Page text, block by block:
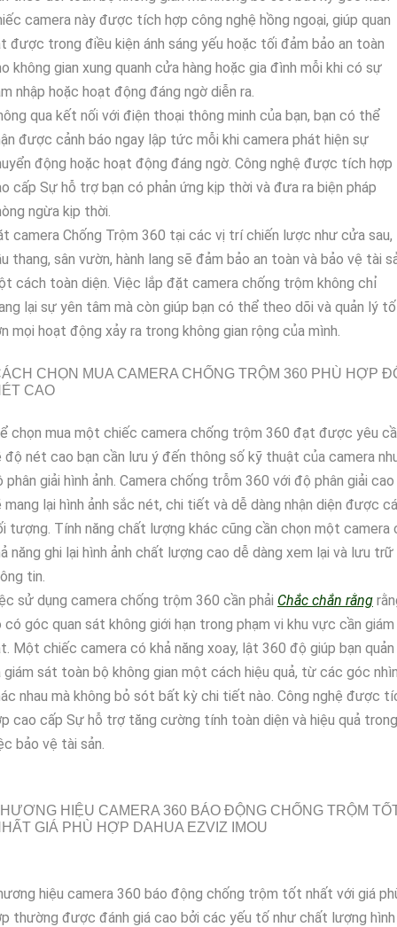
camera này được tích hợp công nghệ hồng ngoại, giúp quan
được trong điều kiện ánh sáng yếu hoặc tối đảm bảo an toàn
không gian xung quanh cửa hàng hoặc gia đình mỗi khi có sự
nhập hoặc hoạt động đáng ngờ diễn ra.
qua kết nối với điện thoại thông minh của bạn, bạn có thể
được cảnh báo ngay lập tức mỗi khi camera phát hiện sự
động hoặc hoạt động đáng ngờ. Công nghệ được tích hợp
cấp Sự hỗ trợ bạn có phản ứng kịp thời và đưa ra biện pháp
ngừa kịp thời.
camera Chống Trộm 360 tại các vị trí chiến lược như cửa sau,
thang, sân vườn, hành lang sẽ đảm bảo an toàn và bảo vệ tài
cách toàn diện. Việc lắp đặt camera chống trộm không chỉ
lại sự yên tâm mà còn giúp bạn có thể theo dõi và quản lý
mọi hoạt động xảy ra trong không gian rộng của mình.
CHỌN MUA CAMERA CHỐNG TRỘM 360 PHÙ HỢP
CAO
chọn mua một chiếc camera chống trộm 360 đạt được yêu
độ nét cao bạn cần lưu ý đến thông số kỹ thuật của camera
phân giải hình ảnh. Camera chống trỗm 360 với độ phân giải cao
mang lại hình ảnh sắc nét, chi tiết và dễ dàng nhận diện được
tượng. Tính năng chất lượng khác cũng cần chọn một camera
năng ghi lại hình ảnh chất lượng cao dễ dàng xem lại và lưu trữ
tin.
sử dụng camera chống trộm 360 cần phải Chắc chắn rằng
có góc quan sát không giới hạn trong phạm vi khu vực cần giám
Một chiếc camera có khả năng xoay, lật 360 độ giúp bạn
giám sát toàn bộ không gian một cách hiệu quả, từ các góc
nhau mà không bỏ sót bất kỳ chi tiết nào. Công nghệ được
cao cấp Sự hỗ trợ tăng cường tính toàn diện và hiệu quả trong
bảo vệ tài sản.
HIỆU CAMERA 360 BÁO ĐỘNG CHỐNG TRỘM
GIÁ PHÙ HỢP DAHUA EZVIZ IMOU
hiệu camera 360 báo động chống trộm tốt nhất với giá
thường được đánh giá cao bởi các yếu tố như chất lượng hình